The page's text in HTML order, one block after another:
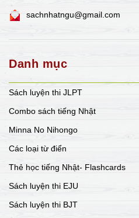
sachnhatngu@gmail.com
Danh mục
Sách luyện thi JLPT
Combo sách tiếng Nhật
Minna No Nihongo
Các loại từ điển
Thẻ học tiếng Nhật- Flashcards
Sách luyện thi EJU
Sách luyện thi BJT